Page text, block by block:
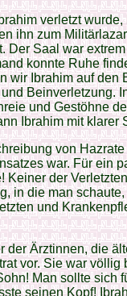
verletzt
ihn zum
Der Saal war
konnte Ruhe
wir Ibrahim auf den
Beinverletzung.
und Gestöhne
Ibrahim mit klarer
von
war. Für ein
der
in die man
und
der Ärztinnen, die
vor. Sie war völlig
Man sollte sich
seinen Kopf!